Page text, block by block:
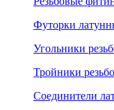
Футорки
Угольники
Тройники
Соединители